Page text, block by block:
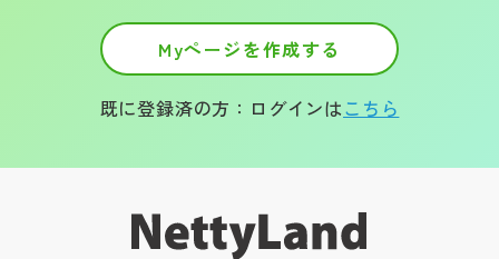
Myページを作成する
既に登録済の方：ログインはこちら